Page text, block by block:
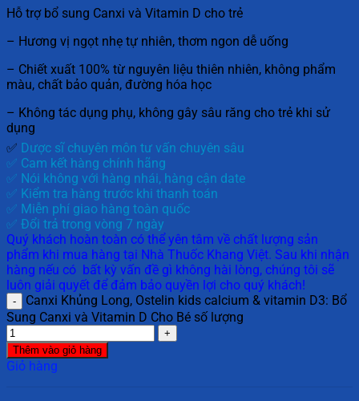
Hỗ trợ bổ sung Canxi và Vitamin D cho trẻ
– Hương vị ngọt nhẹ tự nhiên, thơm ngon dễ uống
– Chiết xuất 100% từ nguyên liệu thiên nhiên, không phẩm
màu, chất bảo quản, đường hóa học
– Không tác dụng phụ, không gây sâu răng cho trẻ khi sử
dụng
✅ Dược sĩ chuyên môn tư vấn chuyên sâu
✅ Cam kết hàng chính hãng
✅ Nói không với hàng nhái, hàng cận date
✅ Kiểm tra hàng trước khi thanh toán
✅ Miễn phí giao hàng toàn quốc
✅ Đổi trả trong vòng 7 ngày
Quý khách hoàn toàn có thể yên tâm về chất lượng sản
phẩm khi mua hàng tại Nhà Thuốc Khang Việt. Sau khi nhận
hàng nếu có bất kỳ vấn đề gì không hài lòng, chúng tôi sẽ
luôn giải quyết để đảm bảo quyền lợi cho quý khách!
Canxi Khủng Long, Ostelin kids calcium & vitamin D3: Bổ
Sung Canxi và Vitamin D Cho Bé số lượng
Thêm vào giỏ hàng
Giỏ hàng